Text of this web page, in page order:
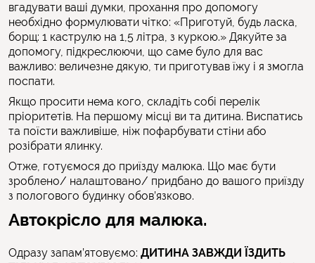
вгадувати ваші думки, прохання про допомогу
необхідно формулювати чітко: «Приготуй, будь ласка,
борщ: 1 каструлю на 1,5 літра, з куркою.» Дякуйте за
допомогу, підкреслюючи, що саме було для вас
важливо: величезне дякую, ти приготував їжу і я змогла
поспати.
Якщо просити нема кого, складіть собі перелік
пріоритетів. На першому місці ви та дитина. Виспатись
та поїсти важливіше, ніж пофарбувати стіни або
розібрати ялинку.
Отже, готуємося до приїзду малюка. Що має бути
зроблено/ налаштовано/ придбано до вашого приїзду
з пологового будинку обов’язково.
Автокрісло для малюка.
Одразу запам’ятовуємо: ДИТИНА ЗАВЖДИ ЇЗДИТЬ